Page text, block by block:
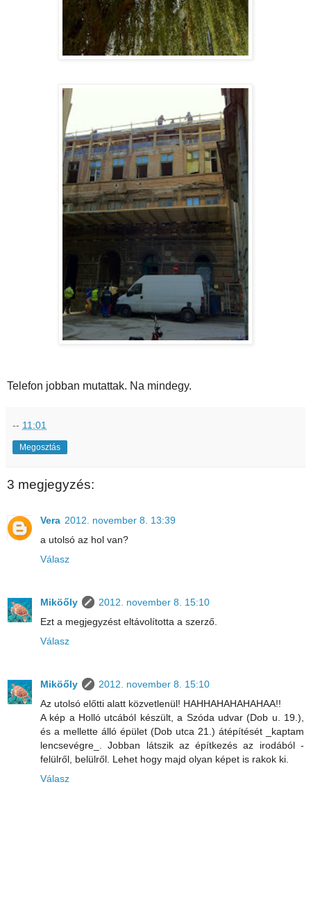
Telefon jobban mutattak. Na mindegy.
-- 11:01
Megosztás
3 megjegyzés:
Vera 2012. november 8. 13:39
a utolsó az hol van?
Válasz
Miköőly
2012. november 8. 15:10
Ezt a megjegyzést eltávolította a szerző.
Válasz
Miköőly
2012. november 8. 15:10
Az utolsó előtti alatt közvetlenül! HAHHAHAHAHAHAA!!
A kép a Holló utcából készült, a Szóda udvar (Dob u. 19.),
és a mellette álló épület (Dob utca 21.) átépítését _kaptam
lencsevégre_. Jobban látszik az építkezés az irodából -
felülről, belülről. Lehet hogy majd olyan képet is rakok ki.
Válasz